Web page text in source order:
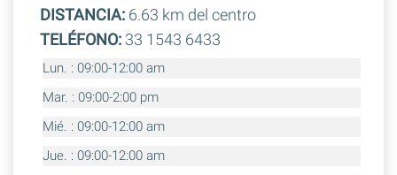
DISTANCIA:6.63 km del centro
TELÉFONO:33 1543 6433
Lun. : 09:00-12:00 am
Mar. : 09:00-2:00 pm
Mié. : 09:00-12:00 am
Jue. : 09:00-12:00 am